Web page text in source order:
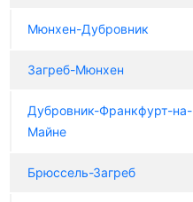
Мюнхен-Дубровник
Загреб-Мюнхен
Дубровник-Франкфурт-на-
Майне
Брюссель-Загреб